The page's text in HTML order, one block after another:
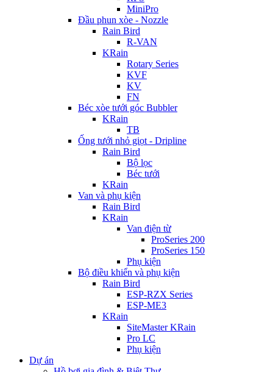
MiniPro
Đầu phun xòe - Nozzle
Rain Bird
R-VAN
KRain
Rotary Series
KVF
KV
FN
Béc xòe tưới góc Bubbler
KRain
TB
Ống tưới nhỏ giọt - Dripline
Rain Bird
Bộ lọc
Béc tưới
KRain
Van và phụ kiện
Rain Bird
KRain
Van điện từ
ProSeries 200
ProSeries 150
Phụ kiện
Bộ điều khiển và phụ kiện
Rain Bird
ESP-RZX Series
ESP-ME3
KRain
SiteMaster KRain
Pro LC
Phụ kiện
Dự án